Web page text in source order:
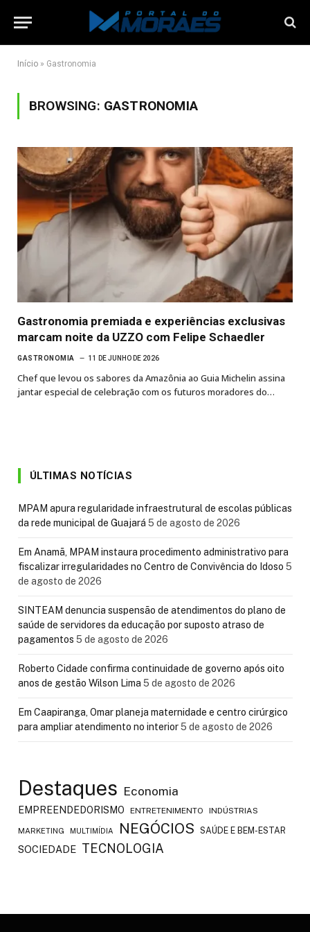
Início » Gastronomia
BROWSING: GASTRONOMIA
Gastronomia premiada e experiências exclusivas
marcam noite da UZZO com Felipe Schaedler
GASTRONOMIA 11 DE JUNHO DE 2026
Chef que levou os sabores da Amazônia ao Guia Michelin assina
jantar especial de celebração com os futuros moradores do…
ÚLTIMAS NOTÍCIAS
MPAM apura regularidade infraestrutural de escolas públicas
da rede municipal de Guajará 5 de agosto de 2026
Em Anamã, MPAM instaura procedimento administrativo para
fiscalizar irregularidades no Centro de Convivência do Idoso 5
de agosto de 2026
SINTEAM denuncia suspensão de atendimentos do plano de
saúde de servidores da educação por suposto atraso de
pagamentos 5 de agosto de 2026
Roberto Cidade confirma continuidade de governo após oito
anos de gestão Wilson Lima 5 de agosto de 2026
Em Caapiranga, Omar planeja maternidade e centro cirúrgico
para ampliar atendimento no interior5 de agosto de 2026
Destaques Economia
EMPREENDEDORISMO ENTRETENIMENTO INDÚSTRIAS
MARKETING MULTIMÍDIA NEGÓCIOS SAÚDE E BEM-ESTAR
SOCIEDADE TECNOLOGIA